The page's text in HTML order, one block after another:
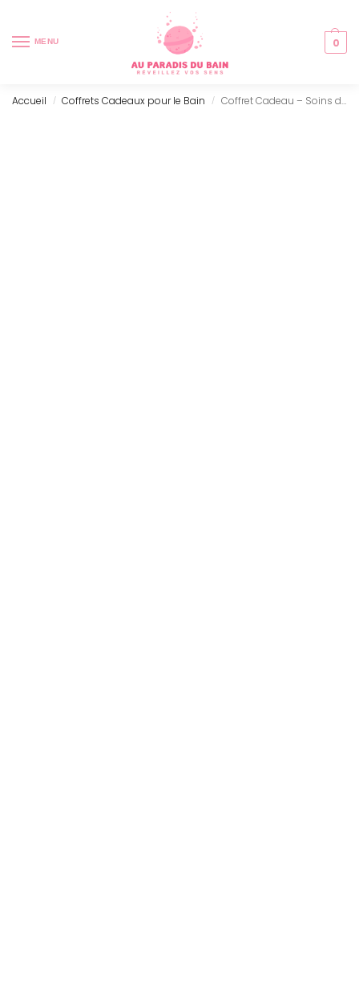
MENU 0
Accueil / Coffrets Cadeaux pour le Bain / Coffret Cadeau – Soins du Corps